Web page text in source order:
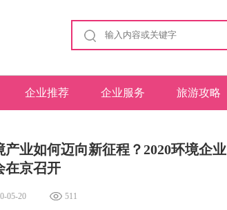
企业推荐 企业服务 旅游攻略
产业如何迈向新征程？2020环境企业
在京召开
05-20 511